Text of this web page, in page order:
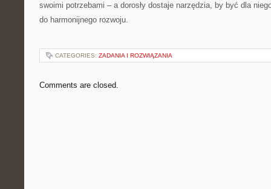
swoimi potrzebami – a dorosły dostaje narzędzia, by być dla
do harmonijnego rozwoju.
CATEGORIES: ZADANIA I ROZWIĄZANIA
Comments are closed.